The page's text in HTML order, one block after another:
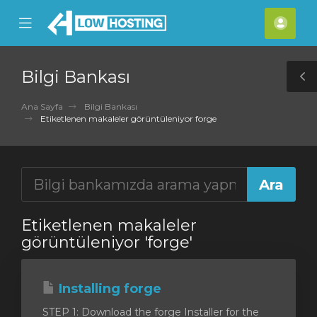
Mobile
Menu
Bilgi Bankası
Ana Sayfa
Bilgi Bankası
Etiketlenen makaleler görüntüleniyor forge
Etiketlenen makaleler
görüntüleniyor 'forge'
Installing forge
STEP 1: Download the forge Installer for the